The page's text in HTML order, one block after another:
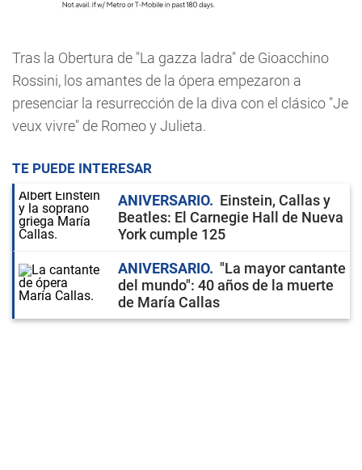
Tras la Obertura de "La gazza ladra" de Gioacchino
Rossini, los amantes de la ópera empezaron a
presenciar la resurrección de la diva con el clásico "Je
veux vivre" de Romeo y Julieta.
TE PUEDE INTERESAR
ANIVERSARIO
Einstein, Callas y
Beatles: El Carnegie Hall de Nueva
York cumple 125
ANIVERSARIO
"La mayor cantante
del mundo": 40 años de la muerte
de María Callas